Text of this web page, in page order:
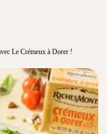
Le Crémeux à Dorer !